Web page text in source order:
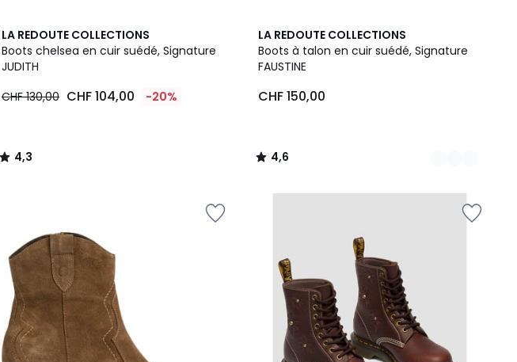
LA REDOUTE COLLECTIONS
Boots chelsea en cuir suédé, Signature
JUDITH
CHF 130,00 CHF 104,00 -20%
4,3
/ 5
4,3
/
LA REDOUTE COLLECTIONS
Boots à talon en cuir suédé, Signature
FAUSTINE
CHF 150,00
4,6
/ 5
2
Couleurs
4,6
/